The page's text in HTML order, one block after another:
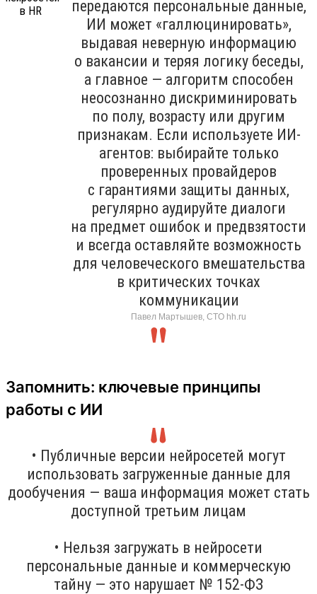
передаются персональные данные,
ИИ может «галлюцинировать»,
выдавая неверную информацию
о вакансии и теряя логику беседы,
а главное — алгоритм способен
неосознанно дискриминировать
по полу, возрасту или другим
признакам. Если используете ИИ-
агентов: выбирайте только
проверенных провайдеров
с гарантиями защиты данных,
регулярно аудируйте диалоги
на предмет ошибок и предвзятости
и всегда оставляйте возможность
для человеческого вмешательства
в критических точках
коммуникации
Павел Мартышев, CTO hh.ru
Запомнить: ключевые принципы
работы с ИИ
• Публичные версии нейросетей могут
использовать загруженные данные для
дообучения — ваша информация может стать
доступной третьим лицам
• Нельзя загружать в нейросети
персональные данные и коммерческую
тайну — это нарушает № 152-ФЗ